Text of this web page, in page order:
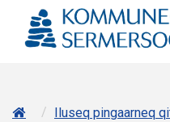
/ Iluseq pingaarneq